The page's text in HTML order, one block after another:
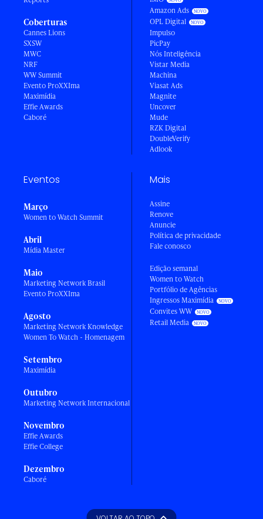
Coberturas
Cannes Lions
SXSW
MWC
NRF
WW Summit
Evento ProXXIma
Maximídia
Effie Awards
Caboré
Amazon Ads
OPL Digital
Impulso
PicPay
Nós Inteligência
Vistar Media
Machina
Viasat Ads
Magnite
Uncover
Mude
RZK Digital
DoubleVerify
Adlook
Eventos
Março
Women to Watch Summit
Abril
Mídia Master
Maio
Marketing Network Brasil
Evento ProXXIma
Agosto
Marketing Network Knowledge
Women To Watch - Homenagem
Setembro
Maximídia
Outubro
Marketing Network Internacional
Novembro
Effie Awards
Effie College
Dezembro
Caboré
Mais
Assine
Renove
Anuncie
Política de privacidade
Fale conosco
Edição semanal
Women to Watch
Portfólio de Agências
Ingressos Maximídia
Convites WW
Retail Media